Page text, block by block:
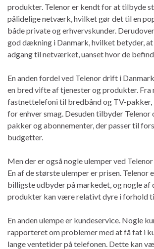
produkter. Telenor er kendt for at tilbyde
pålidelige netværk, hvilket gør det til en
både private og erhvervskunder.
god dækning i Danmark, hvilket betyder, at
adgang til netværket, uanset hvor de
En anden fordel ved Telenor drift i
en bred vifte af tjenester og produkter.
fastnettelefoni til bredbånd og TV-pakker,
for enhver smag. Desuden tilbyder
pakker og abonnementer, der passer til
budgetter.
Men der er også nogle ulemper ved
En af de største ulemper er prisen. Telenor
billigste udbyder på markedet, og nogle af
produkter kan være relativt dyre i forhold
En anden ulempe er kundeservice. Nogle
rapporteret om problemer med at få fat i
lange ventetider på telefonen. Dette kan